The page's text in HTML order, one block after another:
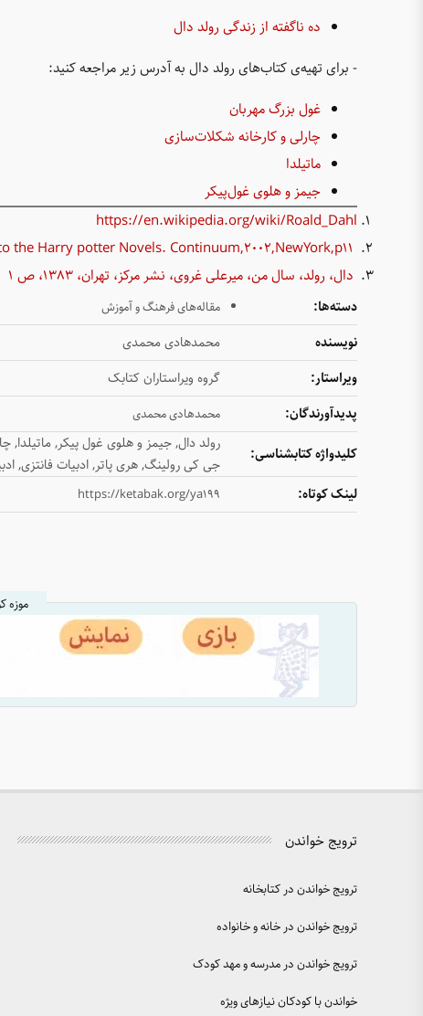
ده ناگفته از زندگی رولد دال
- برای تهیه‌ی کتاب‌های رولد دال به آدرس زیر مراجعه کنید:
غول بزرگ مهربان
چارلی و کارخانه شکلات‌سازی
ماتیلدا
جیمز و هلوی غول‌پیکر
https://en.wikipedia.org/wiki/Roald_Dahl
دال، رولد، سال من، میرعلی غروی، نشر مرکز، تهران، ۱۳۸۳، ص ۱
دسته‌ها: مقاله‌های فرهنگ و آموزش
نویسنده
محمدهادی محمدی
ویراستار:
گروه ویراستاران کتابک
پدیدآورندگان:
محمدهادی محمدی
کلیدواژه کتابشناسی:
رولد دال, جیمز و هلوی غول پیکر,
جی کی رولینگ, هری پاتر, ادبیات فانتزی,
لینک کوتاه:
https://ketabak.org/ya199
موزه
ترویج خواندن
ترویج خواندن در کتابخانه
ترویج خواندن در خانه و خانواده
ترویج خواندن در مدرسه و مهد کودک
خواندن با کودکان نیازهای ویژه